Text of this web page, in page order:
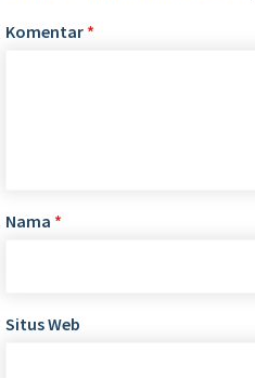
Komentar *
Nama *
Situs Web